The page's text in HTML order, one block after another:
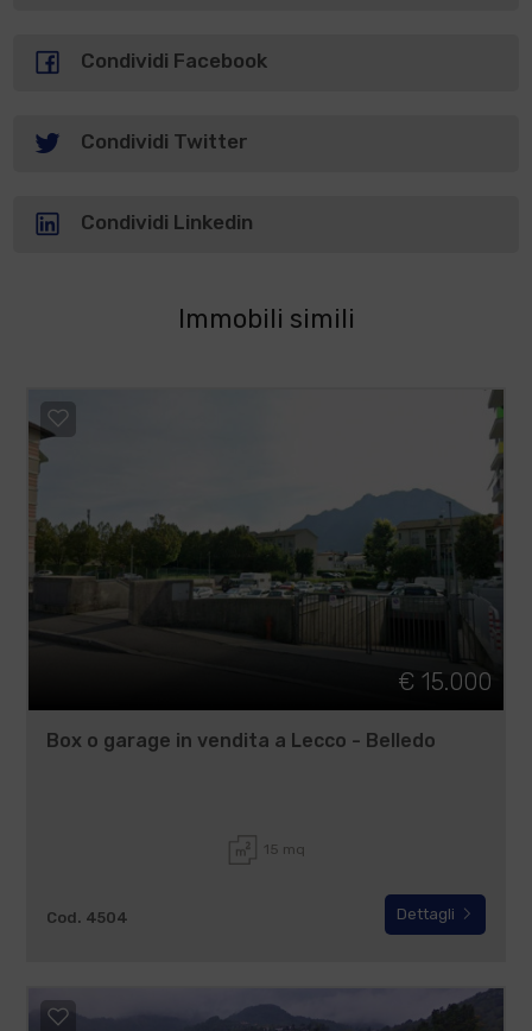
Condividi Facebook
Condividi Twitter
Condividi Linkedin
Immobili simili
€ 15.000
Box o garage in vendita a Lecco - Belledo
15 mq
Cod. 4504 Dettagli